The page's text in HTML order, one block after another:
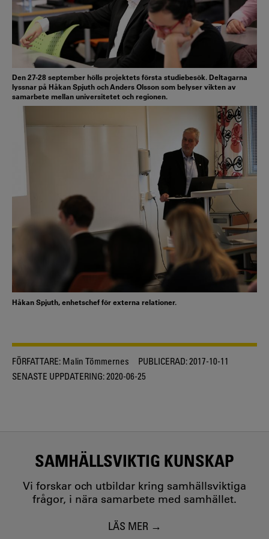
Den 27-28 september hölls projektets första studiebesök. Deltagarna
lyssnar på Håkan Spjuth och Anders Olsson som belyser vikten av
samarbete mellan universitetet och regionen.
Håkan Spjuth, enhetschef för externa relationer.
FÖRFATTARE: Malin Tömmernes PUBLICERAD:2017-10-11
SENASTE UPPDATERING:2020-06-25
SAMHÄLLSVIKTIG KUNSKAP
Vi forskar och utbildar kring samhällsviktiga
frågor, i nära samarbete med samhället.
LÄS MER